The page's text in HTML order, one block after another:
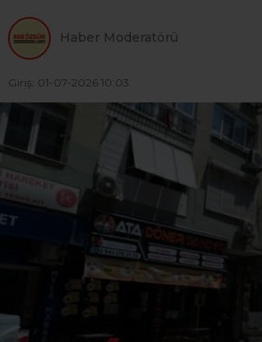
Haber Moderatörü
Giriş: 01-07-2026 10:03